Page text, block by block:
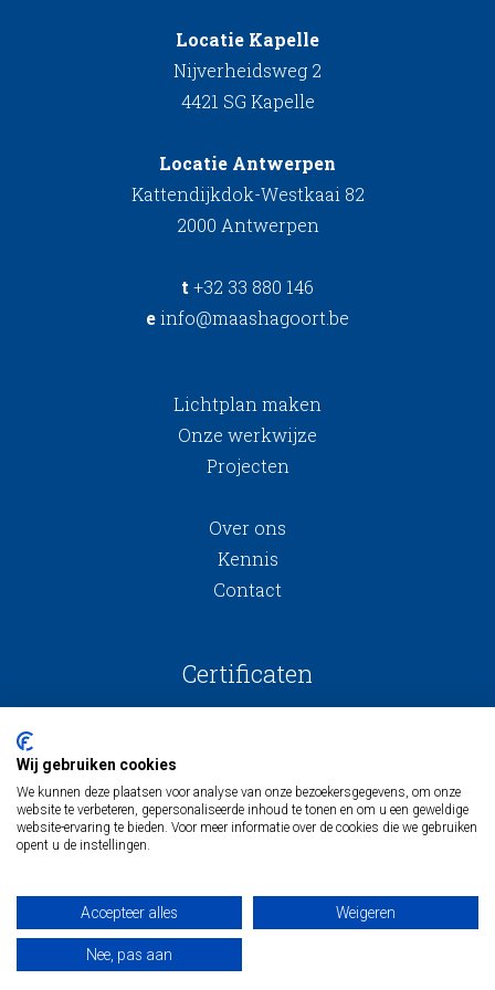
Locatie Kapelle
Nijverheidsweg 2
4421 SG Kapelle
Locatie Antwerpen
Kattendijkdok-Westkaai 82
2000 Antwerpen
t +32 33 880 146
einfo@maashagoort.be
Lichtplan maken
Onze werkwijze
Projecten
Over ons
Kennis
Contact
Certificaten
Inkoopvoorwaarden
Algemene onderaannemingsvoorwaarden
Wij gebruiken cookies
We kunnen deze plaatsen voor analyse van onze bezoekersgegevens, om onze
website te verbeteren, gepersonaliseerde inhoud te tonen en om u een geweldige
website-ervaring te bieden. Voor meer informatie over de cookies die we gebruiken
opent u de instellingen.
Accepteer alles Weigeren
Nee, pas aan